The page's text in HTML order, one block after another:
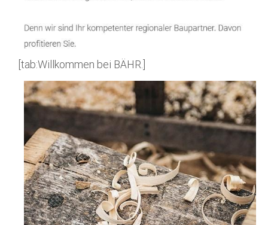
[tab:Willkommen bei BÄHR.]